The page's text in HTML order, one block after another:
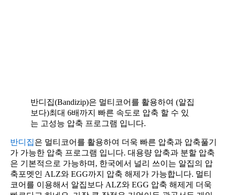
반디집(Bandizip)은 멀티코어를 활용하여 (알집
보다)최대 6배까지 빠른 속도로 압축 할 수 있
는 고성능 압축 프로그램 입니다.
반디집은 멀티코어를 활용하여 더욱 빠른 압축과 압축풀기
가 가능한 압축 프로그램 입니다. 대용량 압축과 분할 압축
은 기본적으로 가능하며, 한국에서 널리 쓰이는 알집의 압
축포멧인 ALZ와 EGG까지 압축 해제가 가능합니다. 멀티
코어를 이용해서 알집보다 ALZ와 EGG 압축 해제게 더욱